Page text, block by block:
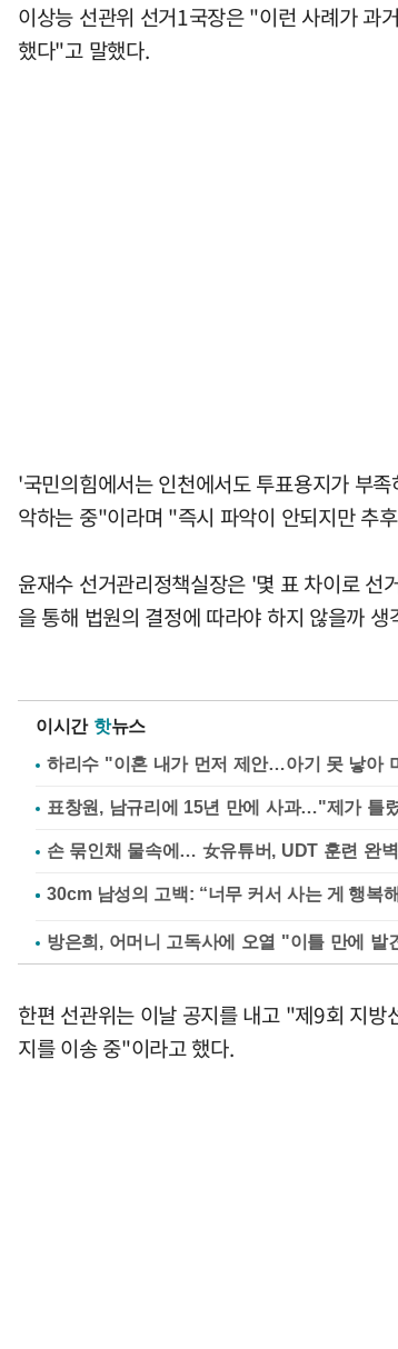
이상능 선관위 선거1국장은 "이런 사례가 과
했다"고 말했다.
'국민의힘에서는 인천에서도 투표용지가 부
악하는 중"이라며 "즉시 파악이 안되지만 추
윤재수 선거관리정책실장은 '몇 표 차이로
을 통해 법원의 결정에 따라야 하지 않을까
이시간 핫뉴스
하리수 "이혼 내가 먼저 제안…아기 못 낳아
표창원, 남규리에 15년 만에 사과…"제가 틀
손 묶인채 물속에… 女유튜버, UDT 훈련 완
방은희, 어머니 고독사에 오열 "이틀 만에 발
한편 선관위는 이날 공지를 내고 "제9회 지방
지를 이송 중"이라고 했다.